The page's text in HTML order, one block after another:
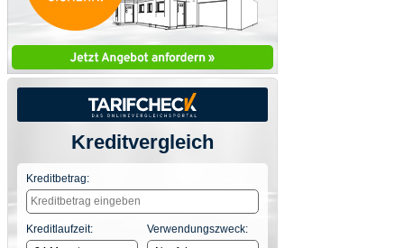
Kreditvergleich
Kreditbetrag:
Kreditlaufzeit: Verwendungszweck: